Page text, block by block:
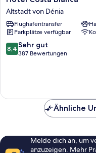
Costa
Blanca
Altstadt
von
Dénia
Altstadt von Dénia
Flughafentransfer
Parkplätze verfügbar
8.4
von
Bewertungen
8,4 Sehr gut
387 Bewertungen
Ähnliche
Melde dich an, um
anzuzeigen. Mehr